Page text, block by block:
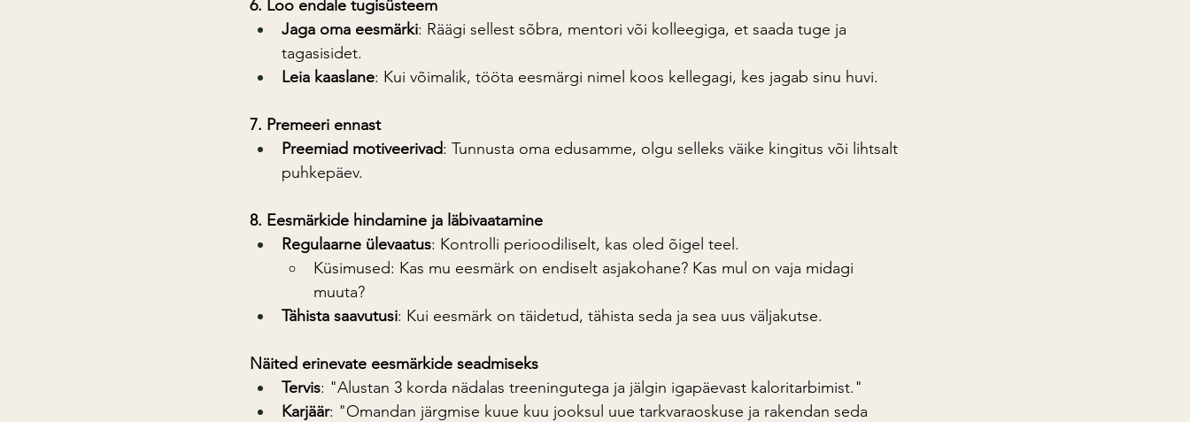
6. Loo endale tugisüsteem
Jaga oma eesmärki: Räägi sellest sõbra, mentori või kolleegiga, et saada tuge ja
tagasisidet.
Leia kaaslane: Kui võimalik, tööta eesmärgi nimel koos kellegagi, kes jagab sinu huvi.
7. Premeeri ennast
Preemiad motiveerivad: Tunnusta oma edusamme, olgu selleks väike kingitus või lihtsalt
puhkepäev.
8. Eesmärkide hindamine ja läbivaatamine
Regulaarne ülevaatus: Kontrolli perioodiliselt, kas oled õigel teel.
Küsimused: Kas mu eesmärk on endiselt asjakohane? Kas mul on vaja midagi
muuta?
Tähista saavutusi: Kui eesmärk on täidetud, tähista seda ja sea uus väljakutse.
Näited erinevate eesmärkide seadmiseks
Tervis: "Alustan 3 korda nädalas treeningutega ja jälgin igapäevast kaloritarbimist."
Karjäär: "Omandan järgmise kuue kuu jooksul uue tarkvaraoskuse ja rakendan seda